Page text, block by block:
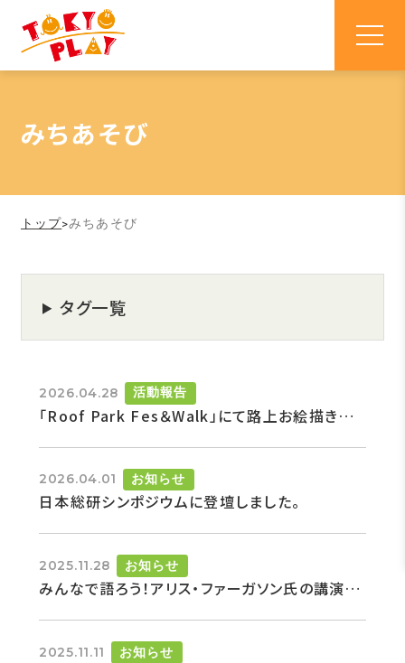
みちあそび
トップ>みちあそび
タグ一覧
2026.04.28 活動報告
「Roof Park Fes＆Walk」にて路上お絵描きコーナーを実施
2026.04.01 お知らせ
日本総研シンポジウムに登壇しました。
2025.11.28 お知らせ
みんなで語ろう！アリス・ファーガソン氏の講演振り返りイベント
2025.11.11 お知らせ